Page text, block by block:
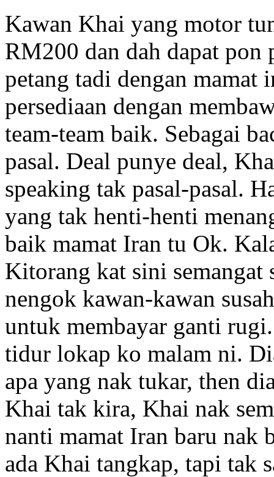
Kawan Khai yang motor
RM200 dan dah dapat pon
petang tadi dengan mamat
persediaan dengan
team-team baik. Sebagai
pasal. Deal punye deal,
speaking tak pasal-pasal.
yang tak henti-henti
baik mamat Iran tu Ok.
Kitorang kat sini semangat
nengok kawan-kawan
untuk membayar ganti
tidur lokap ko malam ni.
apa yang nak tukar, then
Khai tak kira, Khai nak
nanti mamat Iran baru nak
ada Khai tangkap, tapi tak